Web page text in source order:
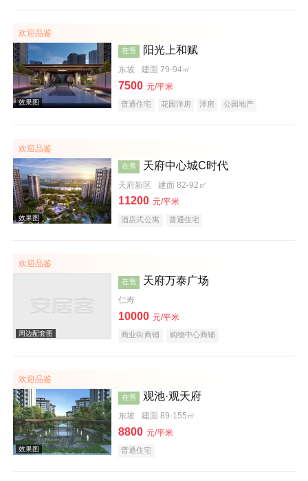
效果图
效果图
欢迎品鉴
效果图
在售 阳光上和赋
东坡 建面 79-94㎡
7500 元/平米
普通住宅 花园洋房 洋房
公园地产
欢迎品鉴
在售 天府中心城C时代
天府新区 建面 82-92㎡
11200 元/平米
酒店式公寓 普通住宅
欢迎品鉴
在售 天府万泰广场
仁寿
10000 元/平米
商业街商铺 购物中心商铺
欢迎品鉴
在售 观池·观天府
东坡 建面 89-155㎡
8800 元/平米
普通住宅